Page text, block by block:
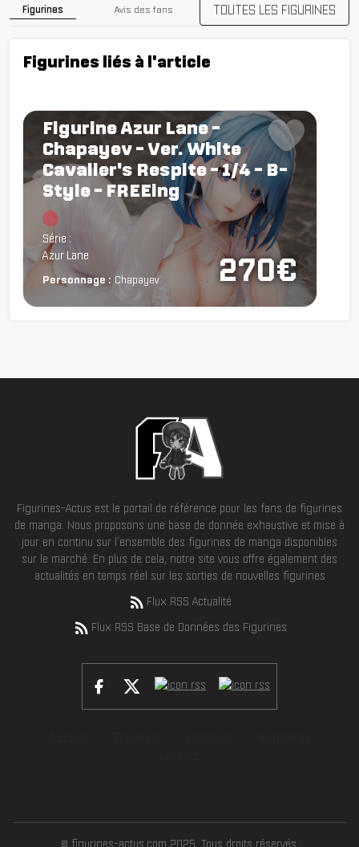
Figurines Avis des fans TOUTES LES FIGURINES
Figurines liés à l'article
270€
Figurine Azur Lane -
Chapayev - Ver. White
Cavalier's Respite - 1/4 - B-
Style - FREEing
Chargement...
Série :
Azur Lane
Personnage : Chapayev
Figurines-Actus est le portail de référence pour les fans de figurines
de manga. Nous proposons une base de donnée exhaustive et mise à
jour en continu sur l'ensemble des figurines de manga disponibles
sur le marché. En plus de cela, notre site vous offre également des
actualités en temps réel sur les sorties de nouvelles figurines
Flux RSS Actualité
Flux RSS Base de Données des Figurines
© figurines-actus.com 2025. Tous droits réservés.